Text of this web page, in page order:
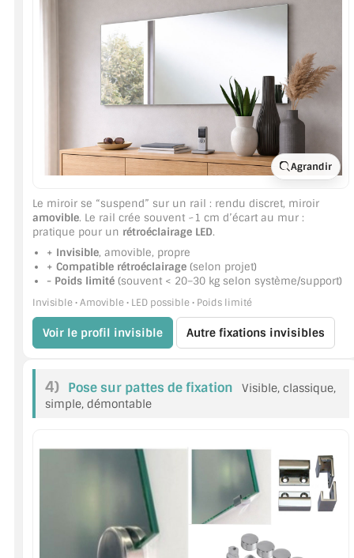
JOINTS D'ÉTANCHÉITÉS
FIXATION GARDES CORPS
SYSTÈMES PIVOTANTS
LE CATALOGUE ACCESSOIRES (STROMBINOSCOPE)
ACCESSOIRES EN PROMOTIONS
EXEMPLES, RÉALISATIONS, INSPIRATIONS
NUANCIER RAL
COMMENT COUPER DU VERRE ?
CONSEILS / AIDE
COMPTE PRO
MON PANIER
NOUS TROUVER - BUC 78
Agrandir
Le miroir se “suspend” sur un rail : rendu discret, miroir
amovible. Le rail crée souvent ~1 cm d’écart au mur :
pratique pour un rétroéclairage LED.
+ Invisible, amovible, propre
+ Compatible rétroéclairage (selon projet)
- Poids limité (souvent < 20–30 kg selon système/support)
Invisible • Amovible • LED possible • Poids limité
Voir le profil invisible Autre fixations invisibles
4) Pose sur pattes de fixation
Visible, classique,
simple, démontable